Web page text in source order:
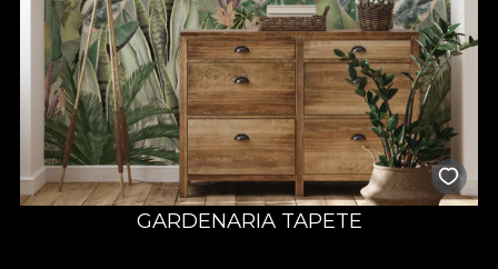
GARDENARIA TAPETE